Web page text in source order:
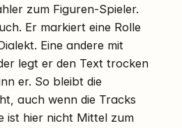
zum Figuren-Spieler.
Er markiert eine Rolle
Eine andere mit
legt er den Text trocken
er. So bleibt die
auch wenn die Tracks
ist hier nicht Mittel zum